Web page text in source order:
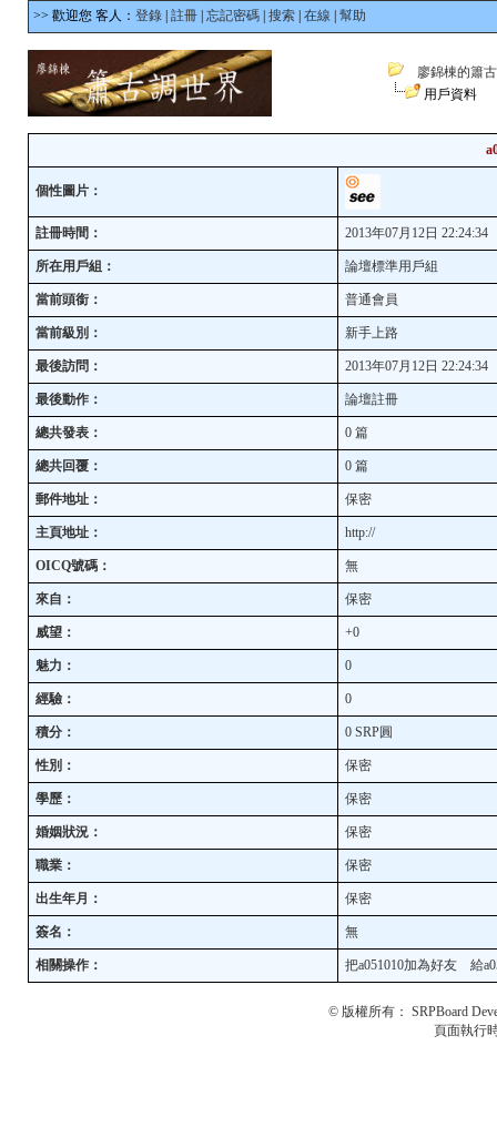
>> 歡迎您 客人： 登錄| 註冊| 忘記密碼| 搜索| 在線 幫助
廖錦棟的簫
用戶資料
個性圖片：
註冊時間： 2013年07月12日 22:24:34
所在用戶組： 論壇標準用戶組
當前頭銜： 普通會員
當前級別： 新手上路
最後訪問： 2013年07月12日 22:24:34
最後動作： 論壇註冊
總共發表： 0 篇
總共回覆： 0 篇
郵件地址： 保密
主頁地址： http://
OICQ號碼： 無
來自： 保密
威望： +0
魅力： 0
經驗： 0
積分： 0 SRP圓
性別： 保密
學歷： 保密
婚姻狀況： 保密
職業： 保密
出生年月： 保密
簽名： 無
相關操作： 把a051010加為好友 給
© 版權所有： SRPBoard
頁面執行